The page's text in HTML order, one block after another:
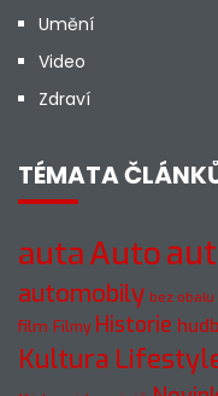
Umění
Video
Zdraví
TÉMATA
autaAuto
automobily bez obalu
film Filmy Historie
Kultura